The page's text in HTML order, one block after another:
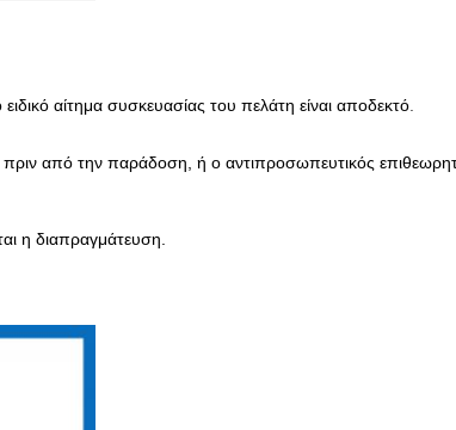
αίτημα συσκευασίας του πελάτη είναι αποδεκτό
από την παράδοση, ή ο αντιπροσωπευτικός
η διαπραγμάτευση.